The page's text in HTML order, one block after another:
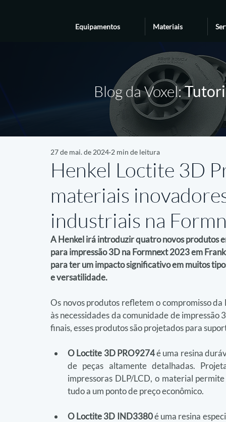
Equipamentos Materiais
Blog da Voxel:
Henkel Loctite 3D
materiais
industriais na
27 de mai. de 2024 2 min de leitura
A Henkel irá introduzir quatro novos produtos
para impressão 3D na Formnext 2023 em
para ter um impacto significativo em muitos
e versatilidade.
Os novos produtos refletem o compromisso
às necessidades da comunidade de
finais, esses produtos são projetados para
O Loctite 3D PRO9274 é uma resina
de peças altamente detalhadas.
impressoras DLP/LCD, o material
tudo a um ponto de preço econômico.
O Loctite 3D IND3380 é uma resina